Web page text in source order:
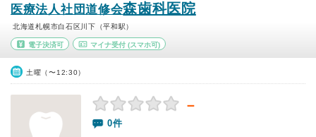
医療法人社団道修会森歯科医院
北海道札幌市白石区川下（平和駅）
電子決済可 マイナ受付(スマホ可)
土曜（〜12:30）
－
0件